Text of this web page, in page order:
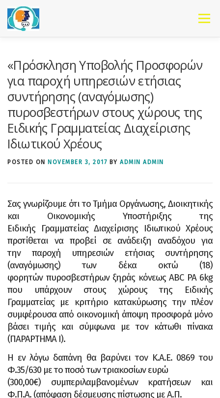
Skip to content
Menu
«Πρόσκληση Υποβολής Προσφορών
για παροχή υπηρεσιών ετήσιας
συντήρησης (αναγόμωσης)
πυροσβεστήρων στους χώρους της
Ειδικής Γραμματείας Διαχείρισης
Ιδιωτικού Χρέους
POSTED ON NOVEMBER 3, 2017 BY ADMIN ADMIN
Σας γνωρίζουμε ότι το Τμήμα Οργάνωσης, Διοικητικής
και Οικονομικής Υποστήριξης της
Ειδικής
Γραμματείας Διαχείρισης Ιδιωτικού Χρέους
προτίθεται να προβεί σε ανάδειξη αναδόχου για
την παροχή υπηρεσιών ετήσιας συντήρησης
(αναγόμωσης) των δέκα οκτώ (18)
φορητών πυροσβεστήρων ξηράς κόνεως ABC PA 6kg
που υπάρχουν στους χώρους της Ειδικής
Γραμματείας με κριτήριο κατακύρωσης την πλέον
συμφέρουσα από οικονομική άποψη προσφορά μόνο
βάσειτιμής και σύμφωνα με τον κάτωθι πίνακα
(ΠΑΡΑΡΤΗΜΑ Ι).
Η εν λόγω δαπάνη θα βαρύνει τον Κ.Α.Ε. 0869 του
Φ.35/630 με το ποσό των τριακοσίων ευρώ
(300,00€) συμπεριλαμβανομένων κρατήσεων και
Φ.Π.Α. (απόφαση δέσμευσης πίστωσης με Α.Π.